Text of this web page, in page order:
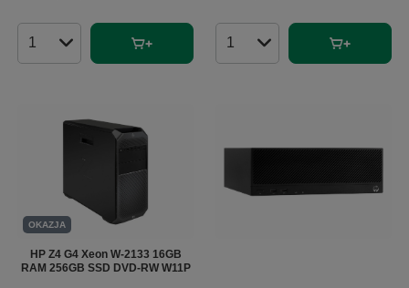
Ilość produktów Ilość produktów
OKAZJA
HP Z4 G4 Xeon W-2133 16GB
RAM 256GB SSD DVD-RW W11P